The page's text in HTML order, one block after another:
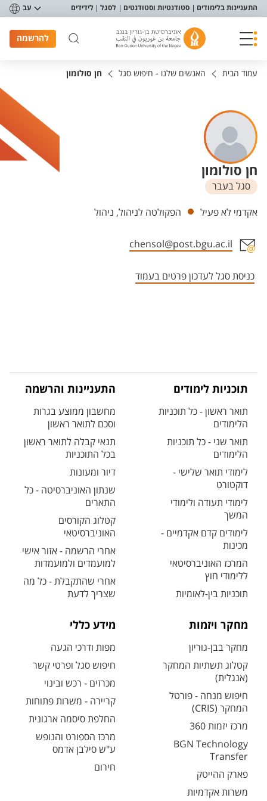
תפריט נגישות
התעניינות בלימודים סטודנטיות וסטודנטים לסגל לידידים עב
להרשמה
עמוד הבית האנשים שלנו - חיפוש סגל חן סולומון
חן סולומון
סגל בעבר
יחידות
אקדמי לא פעיל הפקולטה לניהול, ניהול
chensol@post.bgu.ac.il
כניסת סגל לעדכון פרטים בעמוד
תוכניות לימודים
תואר ראשון - כל תוכניות
הלימודים
תואר שני - כל תוכניות
הלימודים
לימודי תואר שלישי -
דוקטורט
לימודי תעודה ולימודי
המשך
לימודים קדם אקדמיים -
מכינות
המרכז האוניברסיטאי
ללימודי חוץ
תוכניות בין-לאומיות
התעניינות והרשמה
מחשבון ממוצע בגרות
וסכם לתואר ראשון
תנאי קבלה לתואר ראשון
בכל התוכניות
דיור ומעונות
שנתון האוניברסיטה - כל
התארים
קטלוג הקורסים
האוניברסיטאי
אחרי הרשמה - אזור אישי
למועמדים ולמועמדות
אחרי שהתקבלת - כל מה
שצריך לדעת
מחקר ויזמות
מחקר בבן-גוריון
קטלוג תשתיות המחקר
(אנגלית)
חיפוש מנחה - פורטל
המחקר (CRIS)
מרכז יזמות 360
BGN Technology
Transfer
פארק ההייטק
משרות אקדמיות
מידע כללי
מפות ודרכי הגעה
חיפוש סגל ופרטי קשר
מכרזים - רכש ובינוי
קריירה - משרות פתוחות
החלפת סיסמה ארגונית
מרכז הספורט והנופש
ע"ש סילבן אדמס
חירום